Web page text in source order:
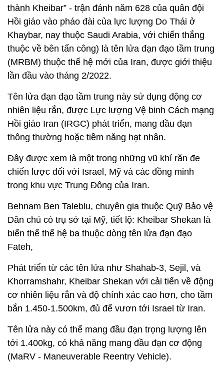
thành Kheibar” - trận đánh năm 628 của quân đội
Hồi giáo vào pháo đài của lực lượng Do Thái ở
Khaybar, nay thuộc Saudi Arabia, với chiến thắng
thuộc về bên tấn công) là tên lửa đạn đạo tầm trung
(MRBM) thuộc thế hệ mới của Iran, được giới thiệu
lần đầu vào tháng 2/2022.
Tên lửa đạn đạo tầm trung này sử dụng động cơ
nhiên liệu rắn, được Lực lượng Vệ binh Cách mạng
Hồi giáo Iran (IRGC) phát triển, mang đầu đạn
thông thường hoặc tiềm năng hạt nhân.
Đây được xem là một trong những vũ khí răn đe
chiến lược đối với Israel, Mỹ và các đồng minh
trong khu vực Trung Đông của Iran.
Behnam Ben Taleblu, chuyên gia thuộc Quỹ Bảo vệ
Dân chủ có trụ sở tại Mỹ, tiết lộ: Kheibar Shekan là
biến thể thế hệ ba thuộc dòng tên lửa đạn đạo
Fateh,
Phát triển từ các tên lửa như Shahab-3, Sejil, và
Khorramshahr, Kheibar Shekan với cải tiến về động
cơ nhiên liệu rắn và độ chính xác cao hơn, cho tầm
bắn 1.450-1.500km, đủ để vươn tới Israel từ Iran.
Tên lửa này có thể mang đầu đạn trọng lượng lên
tới 1.400kg, có khả năng mang đầu đạn cơ động
(MaRV - Maneuverable Reentry Vehicle).